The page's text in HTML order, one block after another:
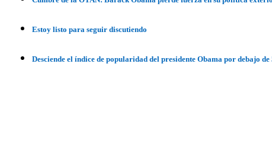
Estoy listo para seguir discutiendo
Desciende el índice de popularidad del presidente Obama por debajo de